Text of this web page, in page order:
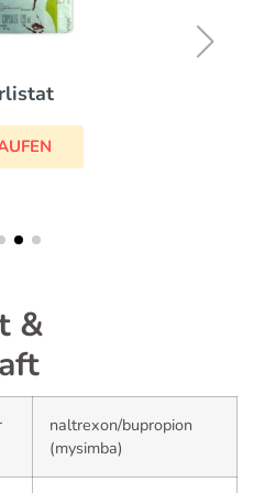
&
naltrexon/bupropion
(mysimba)